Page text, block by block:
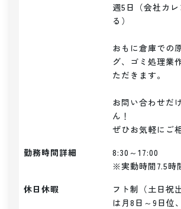
週5日（会社カ
る）
おもに倉庫での
グ、ゴミ処理業
ただきます。
お問い合わせだ
ん！
ぜひお気軽にご
勤務時間詳細
8:30～17:00
※実動時間7.5時
休日休暇
フト制（土日祝
は月8日～9日位